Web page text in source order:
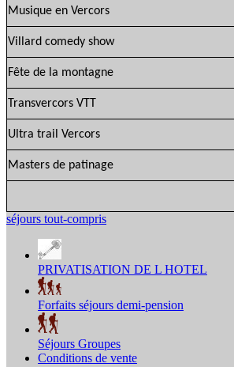
Musique en Vercors
Villard comedy show
Fête de la montagne
Transvercors VTT
Ultra trail Vercors
Masters de patinage
séjours tout-compris
PRIVATISATION DE L HOTEL
Forfaits séjours demi-pension
Séjours Groupes
Conditions de vente